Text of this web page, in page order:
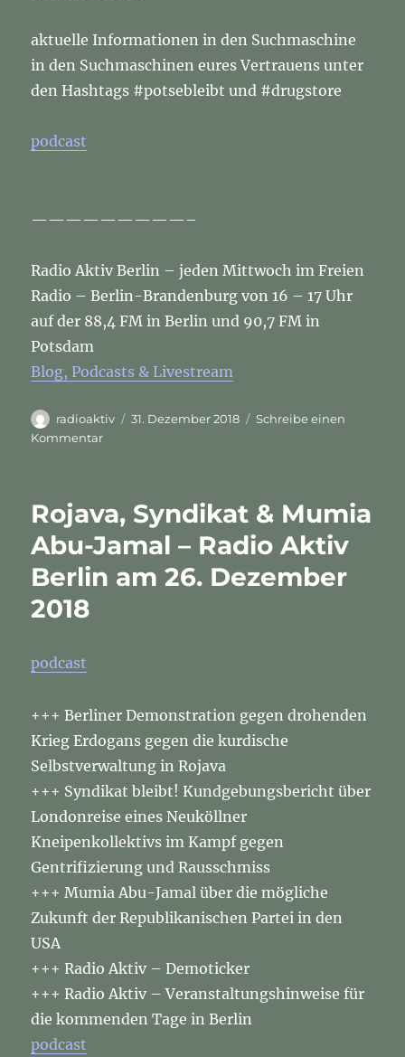
aktuelle Informationen in den Suchmaschine
in den Suchmaschinen eures Vertrauens unter
den Hashtags #potsebleibt und #drugstore
podcast
—————————–
Radio Aktiv Berlin – jeden Mittwoch im Freien
Radio – Berlin-Brandenburg von 16 – 17 Uhr
auf der 88,4 FM in Berlin und 90,7 FM in
Potsdam
Blog, Podcasts & Livestream
Autor
radioaktiv
Veröffentlicht
31. Dezember 2018
Schreibe einen
Kommentarzu
Drugstore
geräumt
–
die
Potse
Rojava, Syndikat & Mumia
Abu-Jamal – Radio Aktiv
Berlin am 26. Dezember
2018
podcast
+++ Berliner Demonstration gegen drohenden
Krieg Erdogans gegen die kurdische
Selbstverwaltung in Rojava
+++ Syndikat bleibt! Kundgebungsbericht über
Londonreise eines Neuköllner
Kneipenkollektivs im Kampf gegen
Gentrifizierung und Rausschmiss
+++ Mumia Abu-Jamal über die mögliche
Zukunft der Republikanischen Partei in den
USA
+++ Radio Aktiv – Demoticker
+++ Radio Aktiv – Veranstaltungshinweise für
die kommenden Tage in Berlin
podcast